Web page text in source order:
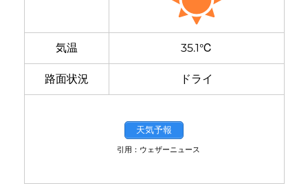
気温 35.1℃
路面状況 ドライ
天気予報
引用：ウェザーニュース